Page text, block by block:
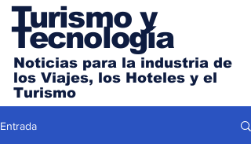
Turismo y
Tecnología
Noticias para la industria de
los Viajes, los Hoteles y el
Turismo
Entrada